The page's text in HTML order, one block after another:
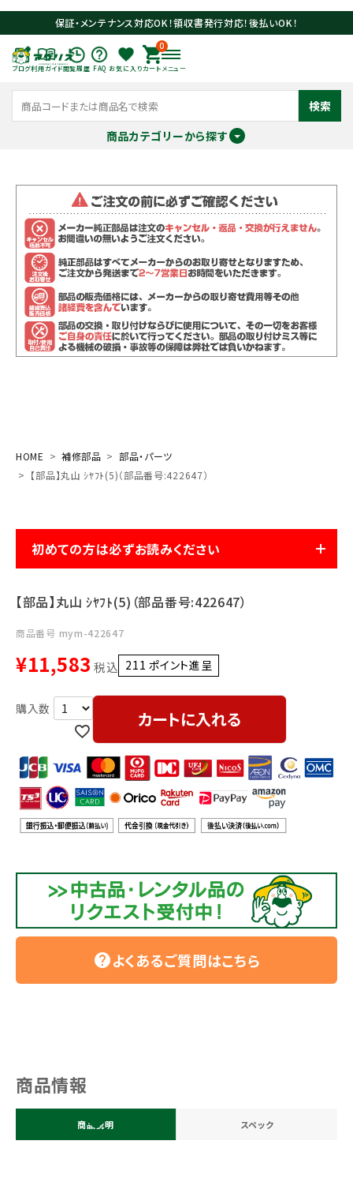
保証・メンテナンス対応OK！領収書発行対応！後払いOK！
ブログ利用ガイド閲覧履歴 FAQ お気に入り
0
カート メニュー
検索
商品カテゴリーから探す
ログイン person 会員登録
search
農業機械
作業用品
レンタル
ブログ
利用ガイド
info@agriz.net
FAXでのご注文
0739-72-4532 24時間受付
HOME 補修部品
部品・パーツ
【部品】丸山 ｼﾔﾌﾄ(5)（部品番号:422647）
初めての方は必ずお読みください
【部品】丸山 ｼﾔﾌﾄ(5)（部品番号:422647）
商品番号 mym-422647
¥11,583 税込 211 ポイント進呈 ]
カートに入れる
helpよくあるご質問はこちら
商品情報
商品説明 スペック